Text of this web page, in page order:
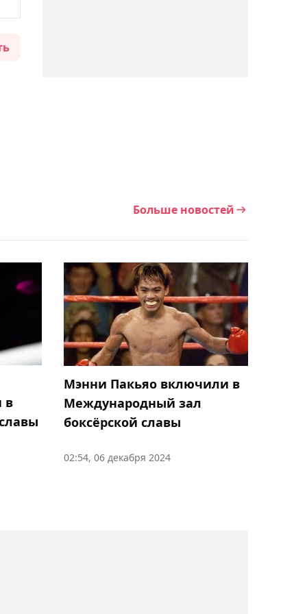
бойкот соревнований
Кайл Снайдер и Ахмед
Тажудинов проведут
реванш на турнире RAF в
Москве
19:20, 06 августа 2026
Елена Рыбакина
ответила, как относится к
идее введения гендерных
тестов у теннисисток
Больше новостей
в
Мэнни Пакьяо включили в
Международный зал
боксёрской славы
02:54, 06 декабря 2024